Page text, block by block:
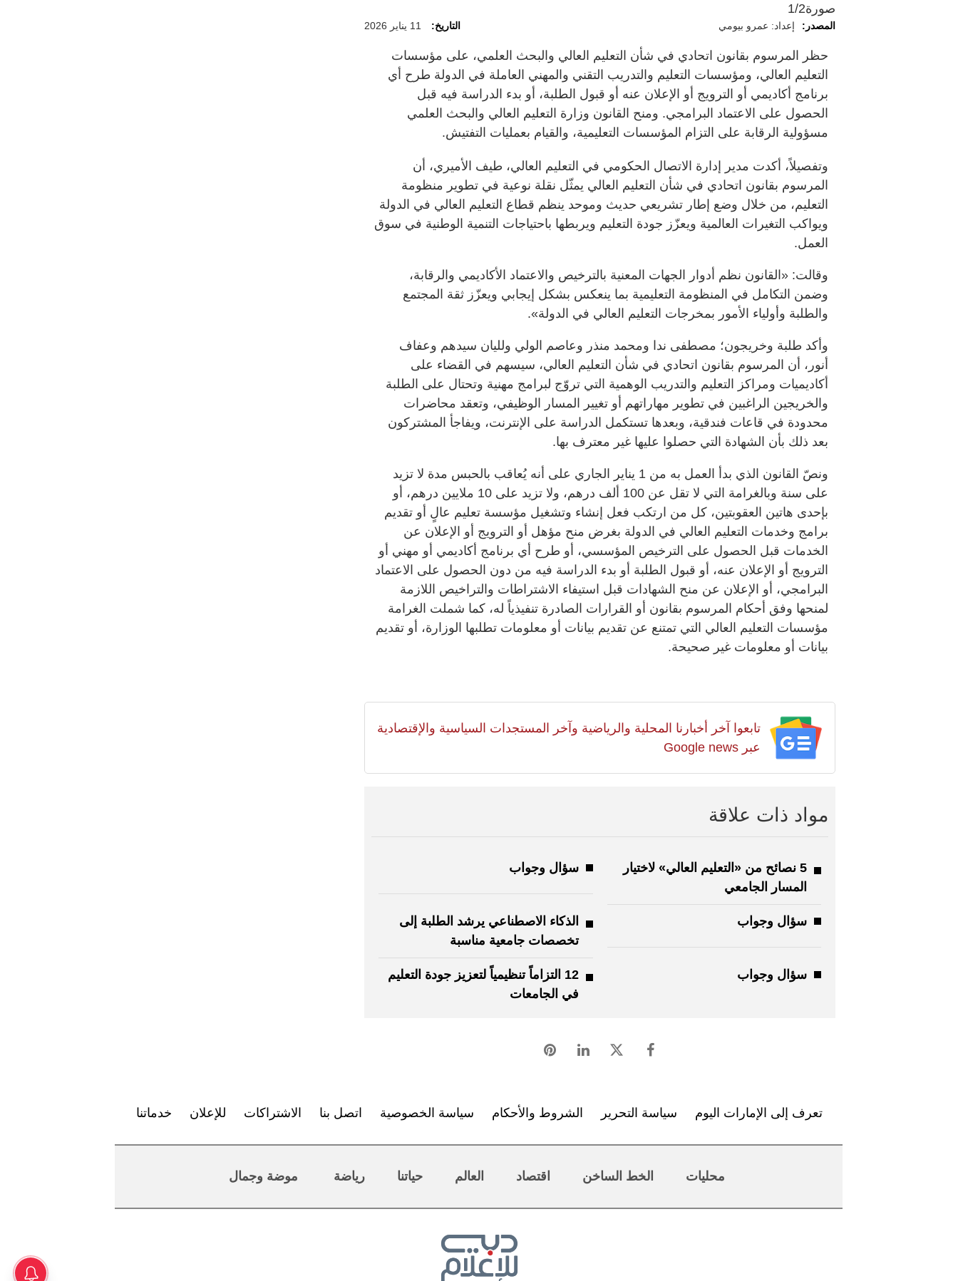
صورة1/2
المصدر: إعداد: عمرو بيومي التاريخ: 11 يناير 2026
حظر المرسوم بقانون اتحادي في شأن التعليم العالي والبحث العلمي، على مؤسسات
التعليم العالي، ومؤسسات التعليم والتدريب التقني والمهني العاملة في الدولة طرح أي
برنامج أكاديمي أو الترويج أو الإعلان عنه أو قبول الطلبة، أو بدء الدراسة فيه قبل
الحصول على الاعتماد البرامجي. ومنح القانون وزارة التعليم العالي والبحث العلمي
مسؤولية الرقابة على التزام المؤسسات التعليمية، والقيام بعمليات التفتيش.
وتفصيلاً، أكدت مدير إدارة الاتصال الحكومي في التعليم العالي، طيف الأميري، أن
المرسوم بقانون اتحادي في شأن التعليم العالي يمثّل نقلة نوعية في تطوير منظومة
التعليم، من خلال وضع إطار تشريعي حديث وموحد ينظم قطاع التعليم العالي في الدولة
ويواكب التغيرات العالمية ويعزّز جودة التعليم ويربطها باحتياجات التنمية الوطنية في سوق
العمل.
وقالت: «القانون نظم أدوار الجهات المعنية بالترخيص والاعتماد الأكاديمي والرقابة،
وضمن التكامل في المنظومة التعليمية بما ينعكس بشكل إيجابي ويعزّز ثقة المجتمع
والطلبة وأولياء الأمور بمخرجات التعليم العالي في الدولة».
وأكد طلبة وخريجون؛ مصطفى ندا ومحمد منذر وعاصم الولي ولليان سيدهم وعفاف
أنور، أن المرسوم بقانون اتحادي في شأن التعليم العالي، سيسهم في القضاء على
أكاديميات ومراكز التعليم والتدريب الوهمية التي تروّج لبرامج مهنية وتحتال على الطلبة
والخريجين الراغبين في تطوير مهاراتهم أو تغيير المسار الوظيفي، وتعقد محاضرات
محدودة في قاعات فندقية، وبعدها تستكمل الدراسة على الإنترنت، ويفاجأ المشتركون
بعد ذلك بأن الشهادة التي حصلوا عليها غير معترف بها.
ونصّ القانون الذي بدأ العمل به من 1 يناير الجاري على أنه يُعاقب بالحبس مدة لا تزيد
على سنة وبالغرامة التي لا تقل عن 100 ألف درهم، ولا تزيد على 10 ملايين درهم، أو
بإحدى هاتين العقوبتين، كل من ارتكب فعل إنشاء وتشغيل مؤسسة تعليم عالٍ أو تقديم
برامج وخدمات التعليم العالي في الدولة بغرض منح مؤهل أو الترويج أو الإعلان عن
الخدمات قبل الحصول على الترخيص المؤسسي، أو طرح أي برنامج أكاديمي أو مهني أو
الترويج أو الإعلان عنه، أو قبول الطلبة أو بدء الدراسة فيه من دون الحصول على الاعتماد
البرامجي، أو الإعلان عن منح الشهادات قبل استيفاء الاشتراطات والتراخيص اللازمة
لمنحها وفق أحكام المرسوم بقانون أو القرارات الصادرة تنفيذياً له، كما شملت الغرامة
مؤسسات التعليم العالي التي تمتنع عن تقديم بيانات أو معلومات تطلبها الوزارة، أو تقديم
بيانات أو معلومات غير صحيحة.
تابعوا آخر أخبارنا المحلية والرياضية وآخر المستجدات السياسية والإقتصادية
عبر Google news
مواد ذات علاقة
5 نصائح من «التعليم العالي» لاختيار
المسار الجامعي
سؤال وجواب
سؤال وجواب
الذكاء الاصطناعي يرشد الطلبة إلى
تخصصات جامعية مناسبة
سؤال وجواب
12 التزاماً تنظيمياً لتعزيز جودة التعليم
في الجامعات
تعرف إلى الإمارات اليوم سياسة التحرير الشروط والأحكام سياسة الخصوصية اتصل بنا الاشتراكات للإعلان خدماتنا
محليات الخط الساخن اقتصاد العالم حياتنا رياضة موضة وجمال